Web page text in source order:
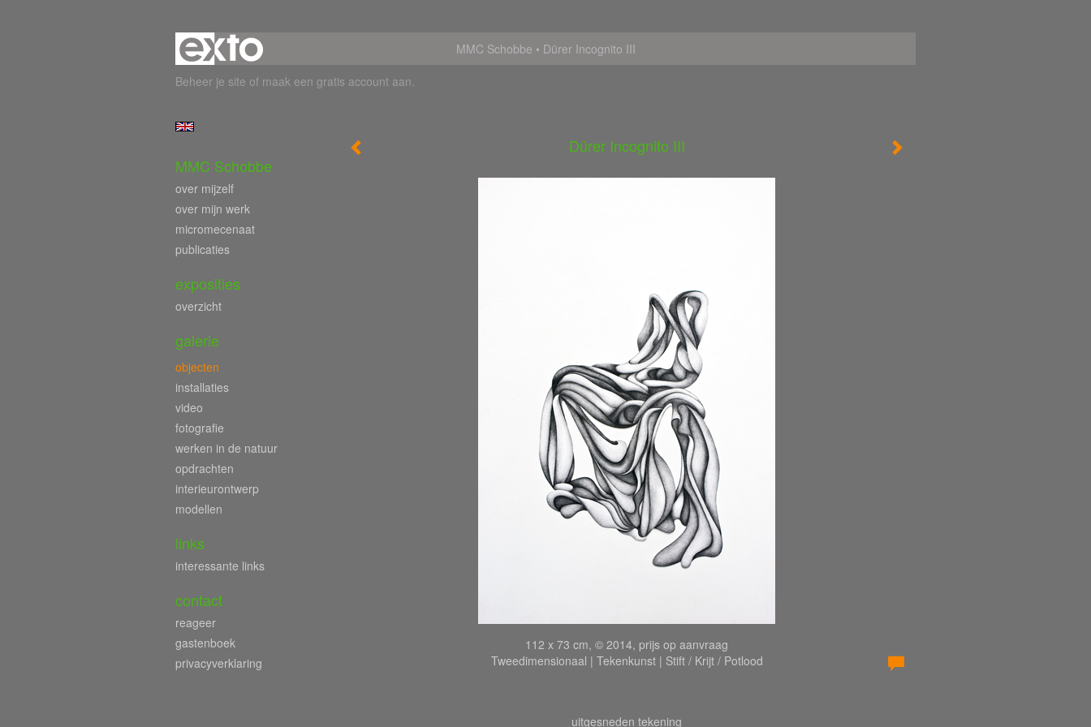
MMC Schobbe
Dürer Incognito III
Beheer je site of maak een gratis account aan.
Dürer Incognito III
112 x 73 cm, © 2014, prijs op aanvraag
Tweedimensionaal | Tekenkunst | Stift / Krijt / Potlood
uitgesneden tekening
MMC Schobbe
over mijzelf
over mijn werk
micromecenaat
publicaties
exposities
overzicht
galerie
objecten
installaties
video
fotografie
werken in de natuur
opdrachten
interieurontwerp
modellen
links
interessante links
contact
reageer
gastenboek
privacyverklaring